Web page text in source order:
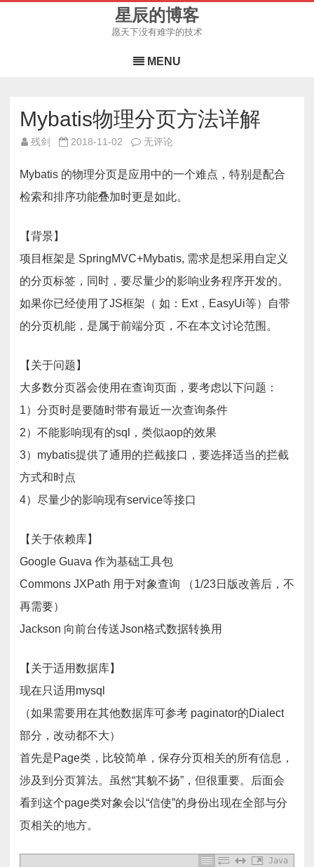
星辰的博客
愿天下没有难学的技术
to
content
MENU
Mybatis物理分页方法详解
残剑 2018-11-02
Mybatis
分
页
方
法
无评论
Mybatis 的物理分页是应用中的一个难点，特别是配合
检索和排序功能叠加时更是如此。
【背景】
项目框架是 SpringMVC+Mybatis, 需求是想采用自定义
的分页标签，同时，要尽量少的影响业务程序开发的。
如果你已经使用了JS框架（ 如：Ext，EasyUi等）自带
的分页机能，是属于前端分页，不在本文讨论范围。
【关于问题】
大多数分页器会使用在查询页面，要考虑以下问题：
1）分页时是要随时带有最近一次查询条件
2）不能影响现有的sql，类似aop的效果
3）mybatis提供了通用的拦截接口，要选择适当的拦截
方式和时点
4）尽量少的影响现有service等接口
【关于依赖库】
Google Guava 作为基础工具包
Commons JXPath 用于对象查询 （1/23日版改善后，不
再需要）
Jackson 向前台传送Json格式数据转换用
【关于适用数据库】
现在只适用mysql
（如果需要用在其他数据库可参考 paginator的Dialect
部分，改动都不大）
首先是Page类，比较简单，保存分页相关的所有信息，
涉及到分页算法。虽然“其貌不扬”，但很重要。后面会
看到这个page类对象会以“信使”的身份出现在全部与分
页相关的地方。
Java